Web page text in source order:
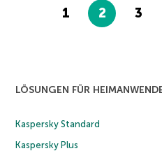
1
2 3
LÖSUNGEN FÜR
Kaspersky Standard
Kaspersky Plus